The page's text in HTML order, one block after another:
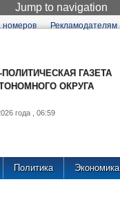
Jump to navigation
номеров Рекламодателям
ГАЗЕТА
ОКРУГА
года , 06:59
Политика Экономика